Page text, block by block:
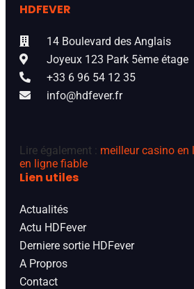
HDFEVER
14 Boulevard des Anglais
Joyeux 123 Park 5ème étage
+33 6 96 54 12 35
info@hdfever.fr
Lire également : meilleur casino en
en ligne fiable
Lien utiles
Actualités
Actu HDFever
Derniere sortie HDFever
A Propros
Contact